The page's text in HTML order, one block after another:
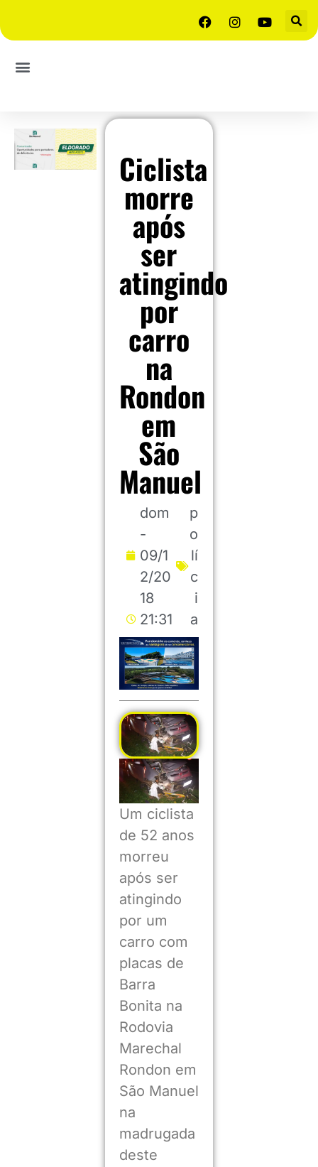
Ciclista
morre
após
ser
atingindo
por
carro
na
Rondon
em
São
Manuel
dom
-
09/1
2/20
18
21:31
p
o
lí
c
i
a
Um ciclista
de 52 anos
morreu
após ser
atingindo
por um
carro com
placas de
Barra
Bonita na
Rodovia
Marechal
Rondon em
São Manuel
na
madrugada
deste